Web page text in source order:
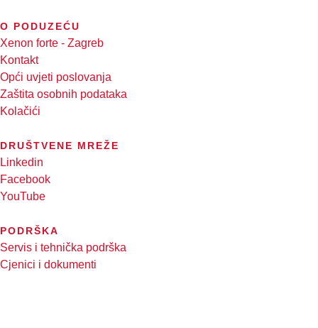
O PODUZEĆU
Xenon forte - Zagreb
Kontakt
Opći uvjeti poslovanja
Zaštita osobnih podataka
Kolačići
DRUŠTVENE MREŽE
Linkedin
Facebook
YouTube
PODRŠKA
Servis i tehnička podrška
Cjenici i dokumenti